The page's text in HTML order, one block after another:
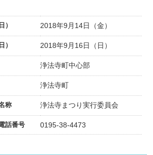
） 2018年9月14日（金）
） 2018年9月16日（日）
浄法寺町中心部
浄法寺町
称 浄法寺まつり実行委員会
話番号 0195-38-4473